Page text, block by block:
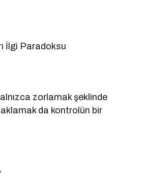
İlgi Paradoksu
zorlamak şeklinde
da kontrolün bir